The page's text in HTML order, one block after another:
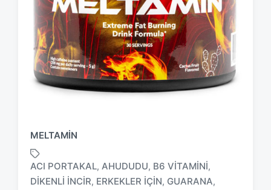
MELTAMIN
ACI PORTAKAL, AHUDUDU, B6 VITAMINI,
DIKENLI INCIR, ERKEKLER IÇIN, GUARANA,